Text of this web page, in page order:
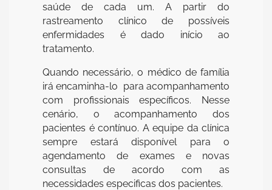
saúde de cada um. A partir do
rastreamento clínico de possíveis
enfermidades é dado início ao
tratamento.
Quando necessário, o médico de família
irá encaminha-lo para acompanhamento
com profissionais específicos. Nesse
cenário, o acompanhamento dos
pacientes é contínuo. A equipe da clínica
sempre estará disponível para o
agendamento de exames e novas
consultas de acordo com as
necessidades especificas dos pacientes.